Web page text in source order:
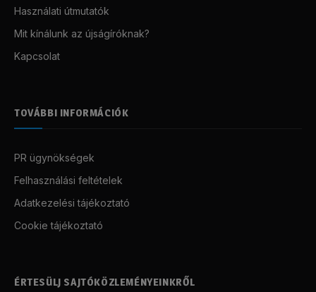
Használati útmutatók
Mit kínálunk az újságíróknak?
Kapcsolat
TOVÁBBI INFORMÁCIÓK
PR ügynökségek
Felhasználási feltételek
Adatkezelési tájékoztató
Cookie tájékoztató
ÉRTESÜLJ SAJTÓKÖZLEMÉNYEINKRŐL